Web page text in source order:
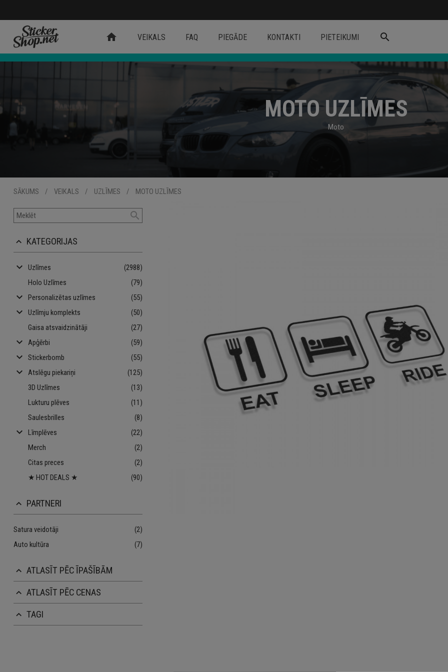
home VEIKALS FAQ PIEGĀDE KONTAKTI PIETEIKUMI search
MOTO UZLĪMES
Moto
SĀKUMS / VEIKALS / UZLĪMES / MOTO UZLĪMES
search
keyboard_arrow_up KATEGORIJAS
keyboard_arrow_down Uzlīmes
(2988)
Holo Uzlīmes
(79)
keyboard_arrow_down Personalizētas uzlīmes (55)
keyboard_arrow_down Uzlīmju komplekts
(50)
Gaisa atsvaidzinātāji
(27)
keyboard_arrow_down Apģērbi (59)
keyboard_arrow_down Stickerbomb (55)
keyboard_arrow_down Atslēgu piekariņi
(125)
3D Uzlīmes
(13)
Lukturu plēves
(11)
Saulesbrilles
(8)
keyboard_arrow_down Līmplēves
(22)
Merch
(2)
Citas preces
(2)
★ HOT DEALS ★
(90)
keyboard_arrow_up PARTNERI
Satura veidotāji
(2)
Auto kultūra
(7)
keyboard_arrow_up ATLASĪT PĒC ĪPAŠĪBĀM
keyboard_arrow_up ATLASĪT PĒC CENAS
keyboard_arrow_up TAGI